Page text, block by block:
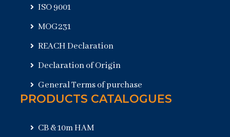
ISO 9001
MOG231
REACH Declaration
Declaration of Origin
General Terms of purchase
PRODUCTS CATALOGUES
CB & 10m HAM